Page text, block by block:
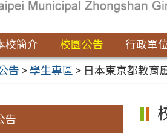
校簡介 校園公告 行政單
告 > 學生專區 > 日本東京都教育
告